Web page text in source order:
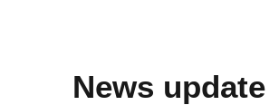
News update